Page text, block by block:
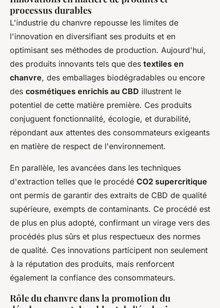
processus durables
L'industrie du chanvre repousse les limites de
l'innovation en diversifiant ses produits et en
optimisant ses méthodes de production. Aujourd'hui,
des produits innovants tels que des textiles en
chanvre, des emballages biodégradables ou encore
des cosmétiques enrichis au CBD illustrent le
potentiel de cette matière première. Ces produits
conjuguent fonctionnalité, écologie, et durabilité,
répondant aux attentes des consommateurs exigeants
en matière de respect de l'environnement.
En parallèle, les avancées dans les techniques
d'extraction telles que le procédé CO2 supercritique
ont permis de garantir des extraits de CBD de qualité
supérieure, exempts de contaminants. Ce procédé est
de plus en plus adopté, confirmant un virage vers des
procédés plus sûrs et plus respectueux des normes
de qualité. Ces innovations participent non seulement
à la réputation des produits, mais renforcent
également la confiance des consommateurs.
Rôle du chanvre dans la promotion du